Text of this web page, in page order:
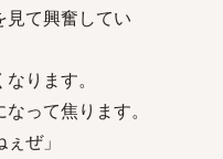
見て興奮してい
ります。
って焦ります。
ぜ」